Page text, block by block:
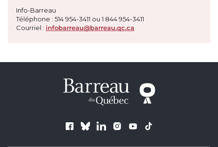
Info-Barreau
Téléphone : 514 954-3411 ou 1 844 954-3411
Courriel : infobarreau@barreau.qc.ca
Suivez le Barreau